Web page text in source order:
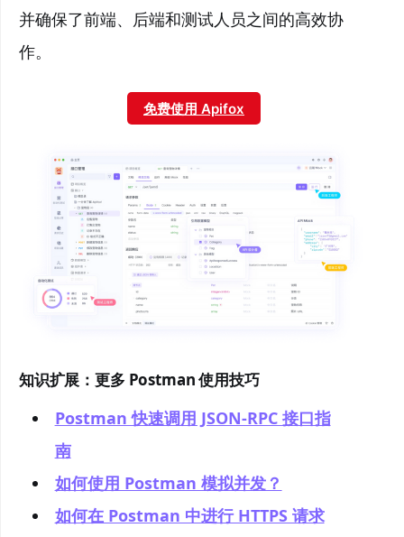
并确保了前端、后端和测试人员之间的高效协
作。
免费使用 Apifox
知识扩展：更多 Postman 使用技巧
Postman 快速调用 JSON-RPC 接口指
南
如何使用 Postman 模拟并发？
如何在 Postman 中进行 HTTPS 请求